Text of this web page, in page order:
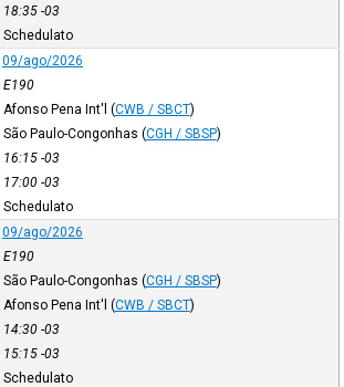
18:35 -03
Schedulato
09/ago/2026
E190
Afonso Pena Int'l (CWB / SBCT)
São Paulo-Congonhas (CGH / SBSP)
16:15 -03
17:00 -03
Schedulato
09/ago/2026
E190
São Paulo-Congonhas (CGH / SBSP)
Afonso Pena Int'l (CWB / SBCT)
14:30 -03
15:15 -03
Schedulato